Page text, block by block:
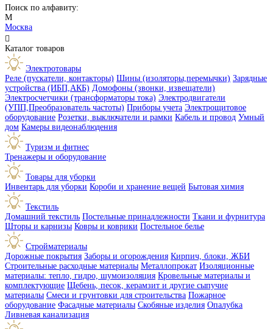
Поиск по алфавиту:
М
Москва

Каталог товаров
Электротовары
Реле (пускатели, контакторы) Шины (изоляторы,перемычки) Зарядные
устройства (ИБП,АКБ) Домофоны (звонки, извещатели)
Электросчетчики (трансформаторы тока) Электродвигатели
(УПП,Преобразователь частоты) Приборы учета Электрощитовое
оборудование Розетки, выключатели и рамки Кабель и провод Умный
дом Камеры видеонаблюдения
Туризм и фитнес
Тренажеры и оборудование
Товары для уборки
Инвентарь для уборки Короби и хранение вещей Бытовая химия
Текстиль
Домашний текстиль Постельные принадлежности Ткани и фурнитура
Шторы и карнизы Ковры и коврики Постельное белье
Стройматериалы
Дорожные покрытия Заборы и огорождения Кирпич, блоки, ЖБИ
Строительные расходные материалы Металлопрокат Изоляционные
материалы: тепло, гидро, шумоизоляция Кровельные материалы и
комплектующие Щебень, песок, керамзит и другие сыпучие
материалы Смеси и грунтовки для строительства Пожарное
оборудование Фасадные материалы Скобяные изделия Опалубка
Ливневая канализация